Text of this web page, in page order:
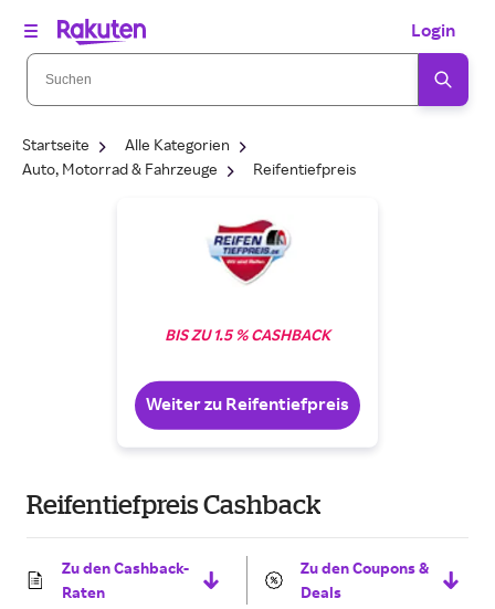
Login
Startseite
Alle Kategorien
Auto, Motorrad & Fahrzeuge
Reifentiefpreis
BIS ZU 1.5 % CASHBACK
Weiter zu Reifentiefpreis
Reifentiefpreis Cashback
Zu den Cashback-
Raten
Zu den Coupons &
Deals